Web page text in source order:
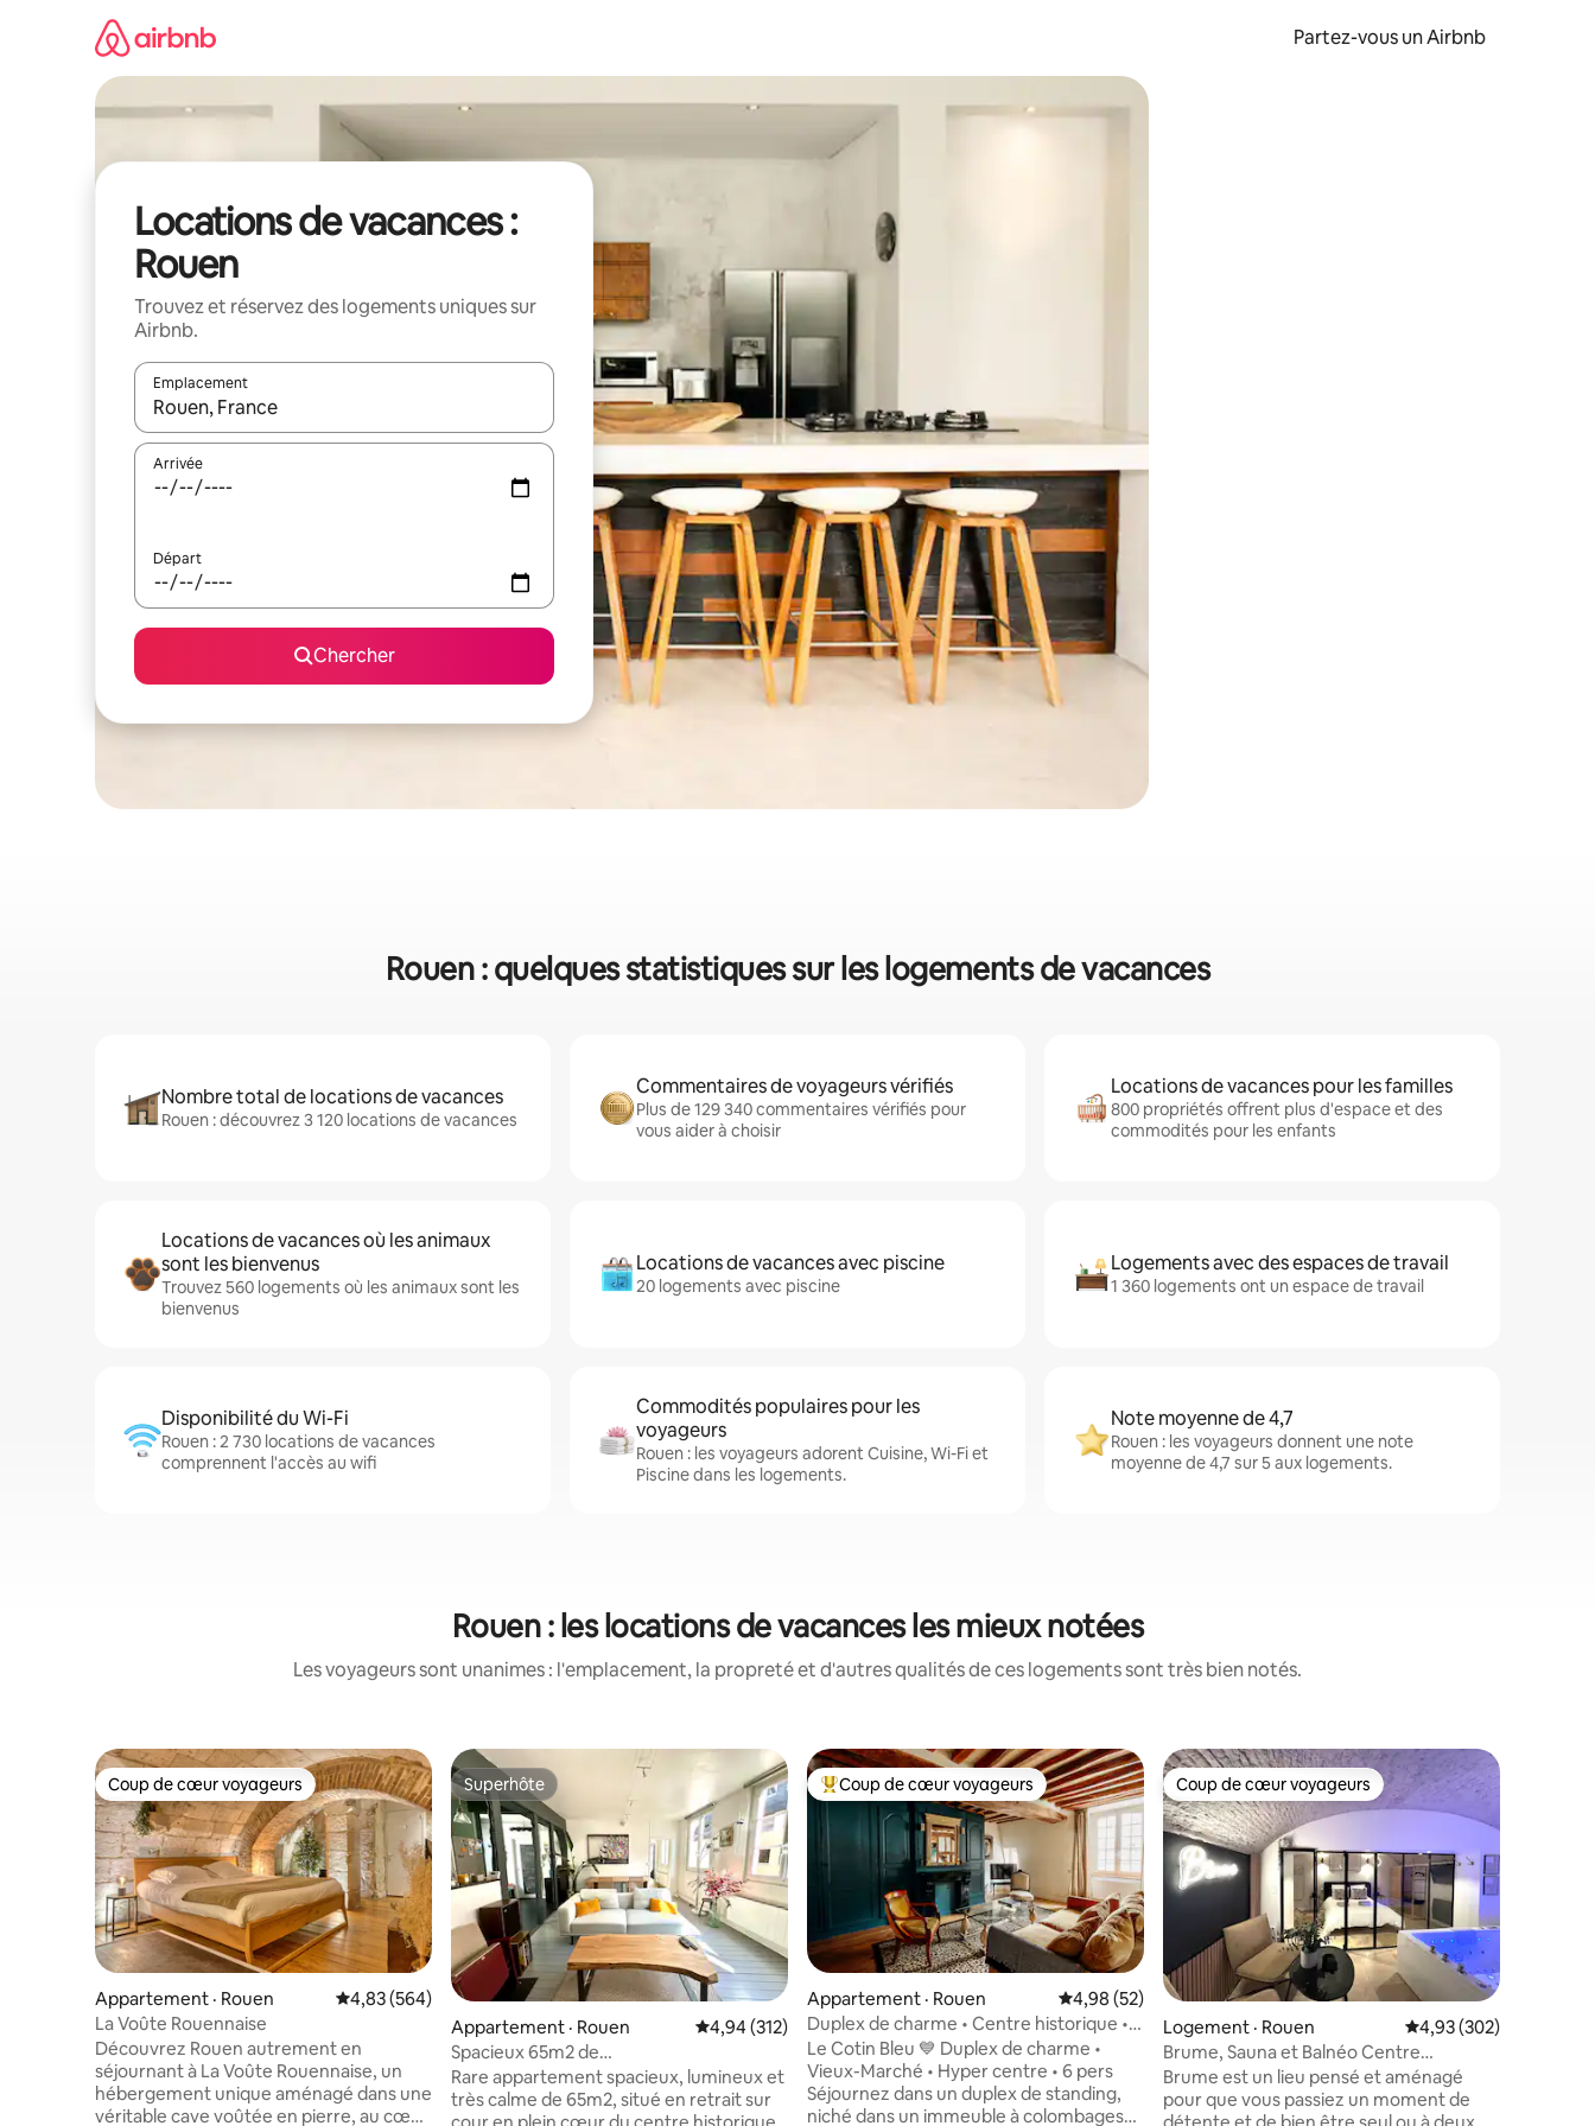
Partez-vous un Airbnb
Locations de vacances :
Rouen
Trouvez et réservez des logements uniques sur
Airbnb.
Emplacement
Quand les résultats sont affichés, parcourez-les en utilisant les flèches vers le haut et vers le bas, ou en appuyant dessus et en les faisant glisser.
Arrivée
Départ
Chercher
Rouen : quelques statistiques sur les logements de vacances
Nombre total de locations de vacances
Rouen : découvrez 3 120 locations de vacances
Commentaires de voyageurs vérifiés
Plus de 129 340 commentaires vérifiés pour
vous aider à choisir
Locations de vacances pour les familles
800 propriétés offrent plus d'espace et des
commodités pour les enfants
Locations de vacances où les animaux
sont les bienvenus
Trouvez 560 logements où les animaux sont les
bienvenus
Locations de vacances avec piscine
20 logements avec piscine
Logements avec des espaces de travail
1 360 logements ont un espace de travail
Disponibilité du Wi-Fi
Rouen : 2 730 locations de vacances
comprennent l'accès au wifi
Commodités populaires pour les
voyageurs
Rouen : les voyageurs adorent Cuisine, Wi-Fi et
Piscine dans les logements.
Note moyenne de 4,7
Rouen : les voyageurs donnent une note
moyenne de 4,7 sur 5 aux logements.
Rouen : les locations de vacances les mieux notées
Les voyageurs sont unanimes : l'emplacement, la propreté et d'autres qualités de ces logements sont très bien notés.
Coup de cœur voyageurs
Coup de cœur voyageurs
Appartement · Rouen Note moyenne de 4,83 sur 5, 564 commentaires
4,83 (564)
La Voûte Rouennaise
Découvrez Rouen autrement en
séjournant à La Voûte Rouennaise, un
hébergement unique aménagé dans une
véritable cave voûtée en pierre, au cœur
Superhôte
Superhôte
Appartement · Rouen Note moyenne de 4,94 sur 5, 312 commentaires
4,94 (312)
Spacieux 65m2 de
charme/Calme/Confort/Hypercentre
Rare appartement spacieux, lumineux et
très calme de 65m2, situé en retrait sur
Coup de cœur voyageurs parmi les plus aimés
Coup de cœur voyageurs
Appartement · Rouen Note moyenne de 4,98 sur 5, 52 commentaires
4,98 (52)
Duplex de charme • Centre historique •
Piéton
Le Cotin Bleu 💙 Duplex de charme •
Vieux-Marché • Hyper centre • 6 pers
Séjournez dans un duplex de standing,
niché dans un immeuble à colombages
Coup de cœur voyageurs
Coup de cœur voyageurs
Logement · Rouen Note moyenne de
4,93 (302)
Brume, Sauna et Balnéo Centre
Historique Rouen
Brume est un lieu pensé et aménagé
pour que vous passiez un moment de